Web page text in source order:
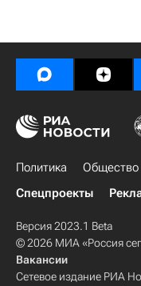
Политика Общество
Спецпроекты
Версия 2023.1 Beta
© 2026 МИА «Россия
Вакансии
Сетевое издание РИА